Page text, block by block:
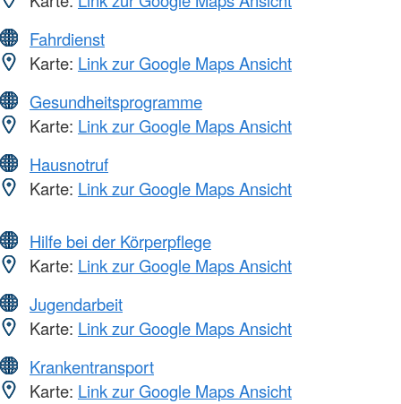
Fahrdienst
Karte: Link zur Google Maps Ansicht
Gesundheitsprogramme
Karte: Link zur Google Maps Ansicht
Hausnotruf
Karte: Link zur Google Maps Ansicht
Hilfe bei der Körperpflege
Karte: Link zur Google Maps Ansicht
Jugendarbeit
Karte: Link zur Google Maps Ansicht
Krankentransport
Karte: Link zur Google Maps Ansicht